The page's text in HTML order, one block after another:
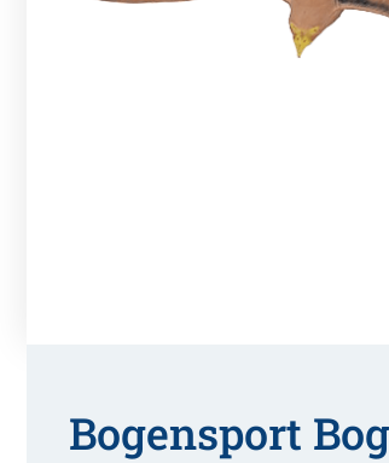
Bogensport